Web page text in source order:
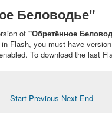
Беловодье"
of "Обретённое
Flash, you must have
To download the last
Start Previous Next End